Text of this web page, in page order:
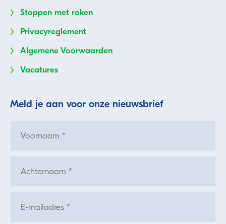
Stoppen met roken
Privacyreglement
Algemene Voorwaarden
Vacatures
Meld je aan voor onze nieuwsbrief